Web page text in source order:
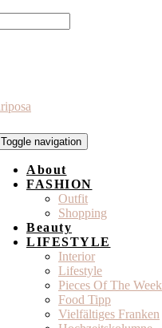
Toggle navigation
About
FASHION
Outfit
Shopping
Beauty
LIFESTYLE
Interior
Lifestyle
Pieces Of The Week
Food Tipp
Vielfältiges Franken